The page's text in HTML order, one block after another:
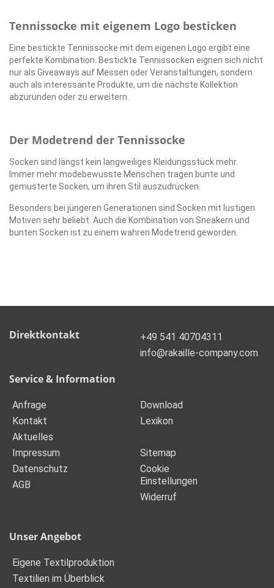
Tennissocke mit eigenem Logo besticken
Eine bestickte Tennissocke mit dem eigenen Logo ergibt eine
perfekte Kombination. Bestickte Tennissocken eignen sich nicht
nur als Giveaways auf Messen oder Veranstaltungen, sondern
auch als interessante Produkte, um die nächste Kollektion
abzurunden oder zu erweitern.
Der Modetrend der Tennissocke
Socken sind längst kein langweiliges Kleidungsstück mehr.
Immer mehr modebewusste Menschen tragen bunte und
gemusterte Socken, um ihren Stil auszudrücken.
Besonders bei jüngeren Generationen sind Socken mit lustigen
Motiven sehr beliebt. Auch die Kombination von Sneakern und
bunten Socken ist zu einem wahren Modetrend geworden.
Direktkontakt
+49 541 40704311
info
_at_
rakaille-company.com
Service & Information
Anfrage
Kontakt
Aktuelles
Download
Lexikon
Impressum
Datenschutz
AGB
Sitemap
Cookie
Einstellungen
Widerruf
Unser Angebot
Eigene Textilproduktion
Textilien im Überblick